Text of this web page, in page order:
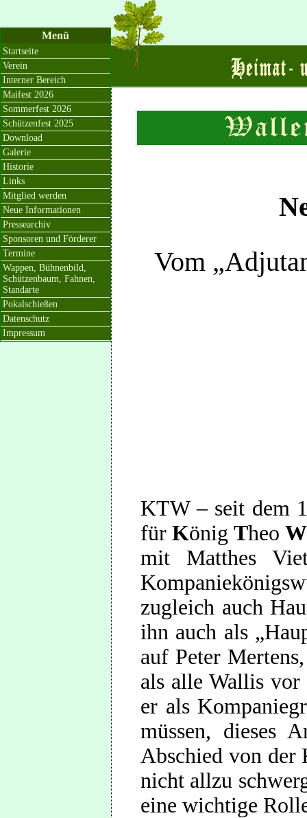
Vom
KTW – seit dem
fürKönigTheoW
mit Matthes
zugleich auch
ihn auch als
auf Peter
als alle Wallis vor
er als
müssen, dieses
Abschied von der
nicht allzu
eine wichtige
Menü
Startseite
Verein
Interner Bereich
Maifest 2026
Sommerfest 2026
Schützenfest 2025
Download
Galerie
Historie
Links
Mitglied werden
Neue Informationen
Pressearchiv
Sponsoren und Förderer
Termine
Wappen, Bühnenbild,
Schützenbaum, Fahnen,
Standarte
Pokalschießen
Datenschutz
Impressum